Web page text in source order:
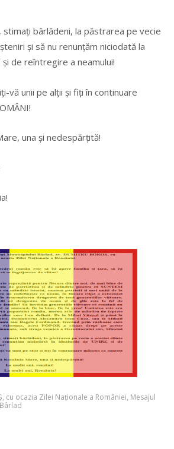
stimați bârlădeni, la păstrarea pe vecie
și să nu renunțăm niciodată la
de reîntregire a neamului!
vă unii pe alții și fiți în continuare
una și nedespărțită!
, cu ocazia Zilei Naționale a României, Mesajul